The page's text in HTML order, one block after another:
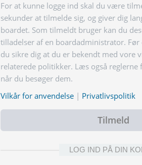
For at kunne logge ind skal du være
sekunder at tilmelde sig, og giver dig
boardet. Som tilmeldt bruger kan du
tilladelser af en boardadministrator.
du sikre dig at du er bekendt med vore
relaterede politikker. Læs også reglerne
når du besøger dem.
Vilkår for anvendelse | Privatlivspolitik
Tilmeld
LOG IND PÅ DIN